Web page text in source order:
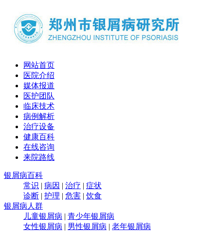
网站首页
医院介绍
媒体报道
医护团队
临床技术
病例解析
治疗设备
健康百科
在线咨询
来院路线
银屑病百科
常识 | 病因 | 治疗 | 症状
诊断 | 护理 | 危害 | 饮食
银屑病人群
儿童银屑病 | 青少年银屑病
女性银屑病 | 男性银屑病 | 老年银屑病